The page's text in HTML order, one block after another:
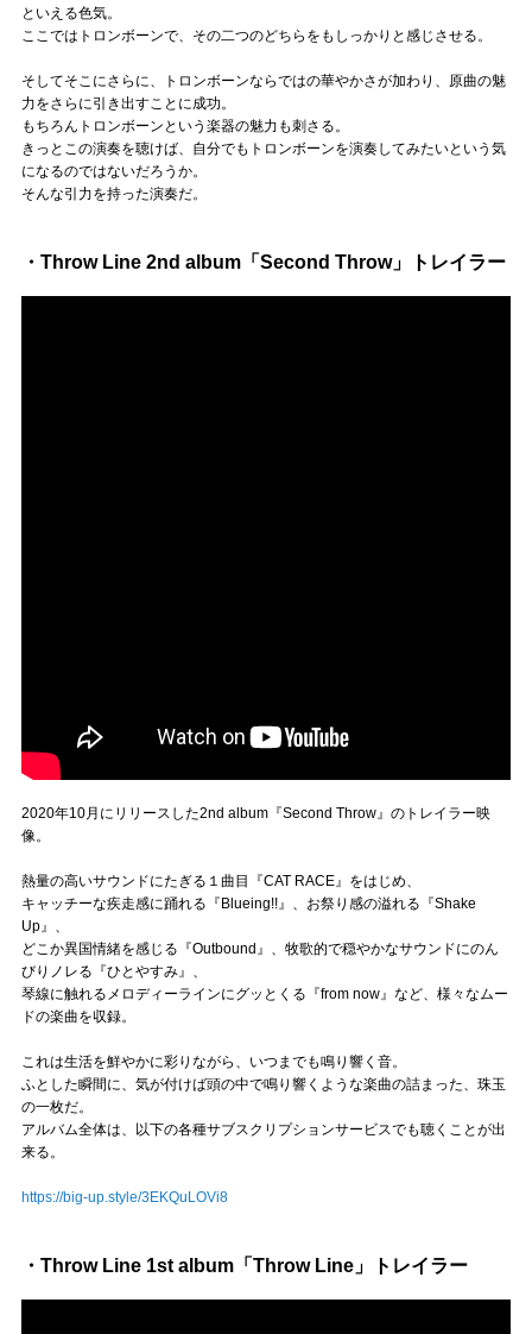
といえる色気。
ここではトロンボーンで、その二つのどちらをもしっかりと感じさせる。
そしてそこにさらに、トロンボーンならではの華やかさが加わり、原曲の魅
力をさらに引き出すことに成功。
もちろんトロンボーンという楽器の魅力も刺さる。
きっとこの演奏を聴けば、自分でもトロンボーンを演奏してみたいという気
になるのではないだろうか。
そんな引力を持った演奏だ。
・Throw Line 2nd album「Second Throw」トレイラー
2020年10月にリリースした2nd album『Second Throw』のトレイラー映
像。
熱量の高いサウンドにたぎる１曲目『CAT RACE』をはじめ、
キャッチーな疾走感に踊れる『Blueing!!』、お祭り感の溢れる『Shake
Up』、
どこか異国情緒を感じる『Outbound』、牧歌的で穏やかなサウンドにのん
びりノレる『ひとやすみ』、
琴線に触れるメロディーラインにグッとくる『from now』など、様々なムー
ドの楽曲を収録。
これは生活を鮮やかに彩りながら、いつまでも鳴り響く音。
ふとした瞬間に、気が付けば頭の中で鳴り響くような楽曲の詰まった、珠玉
の一枚だ。
アルバム全体は、以下の各種サブスクリプションサービスでも聴くことが出
来る。
https://big-up.style/3EKQuLOVi8
・Throw Line 1st album「Throw Line」トレイラー